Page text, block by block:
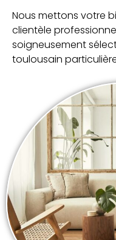
Nous mettons votre
clientèle
soigneusement
toulousain